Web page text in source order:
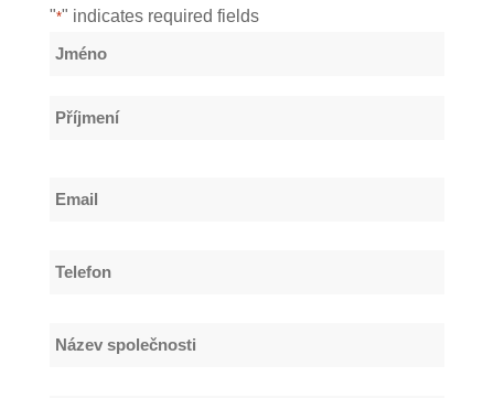
"*" indicates required fields
Název
Jméno
Email
Telefon
Název